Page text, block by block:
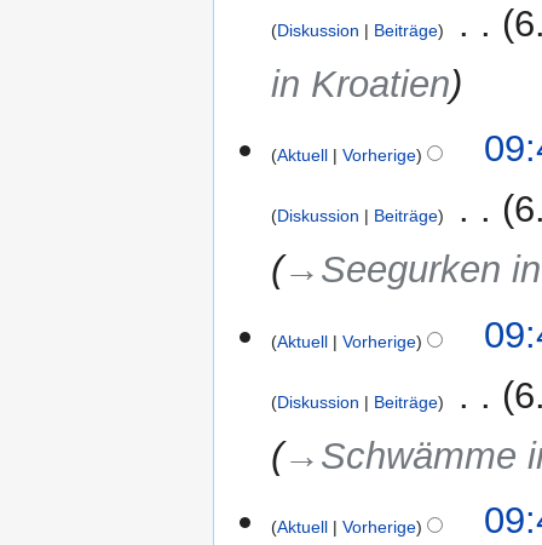
Diskussion Beiträge
in Kroatien
Aktuell Vorherige
Diskussion Beiträge
→‎Seegurken
Aktuell Vorherige
Diskussion Beiträge
→‎Schwämme
Aktuell Vorherige